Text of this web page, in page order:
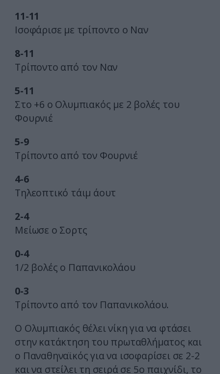
11-11
Ισοφάρισε με τρίποντο ο Ναν
8-11
Τρίποντο από τον Ναν
5-11
Στο +6 ο Ολυμπιακός με 2 βολές του
Φουρνιέ
5-9
Τρίποντο από τον Φουρνιέ
4-6
Τηλεοπτικό τάιμ άουτ
2-4
Μείωσε ο Σορτς
0-4
1/2 βολές ο Παπανικολάου
0-3
Τρίποντο από τον Παπανικολάου.
Ο Ολυμπιακός θέλει νίκη για να φτάσει
στην κατάκτηση του πρωταθλήματος και
ο Παναθηναϊκός για να ισοφαρίσει σε 2-2
και να στείλει τη σειρά σε 5ο παιχνίδι, το